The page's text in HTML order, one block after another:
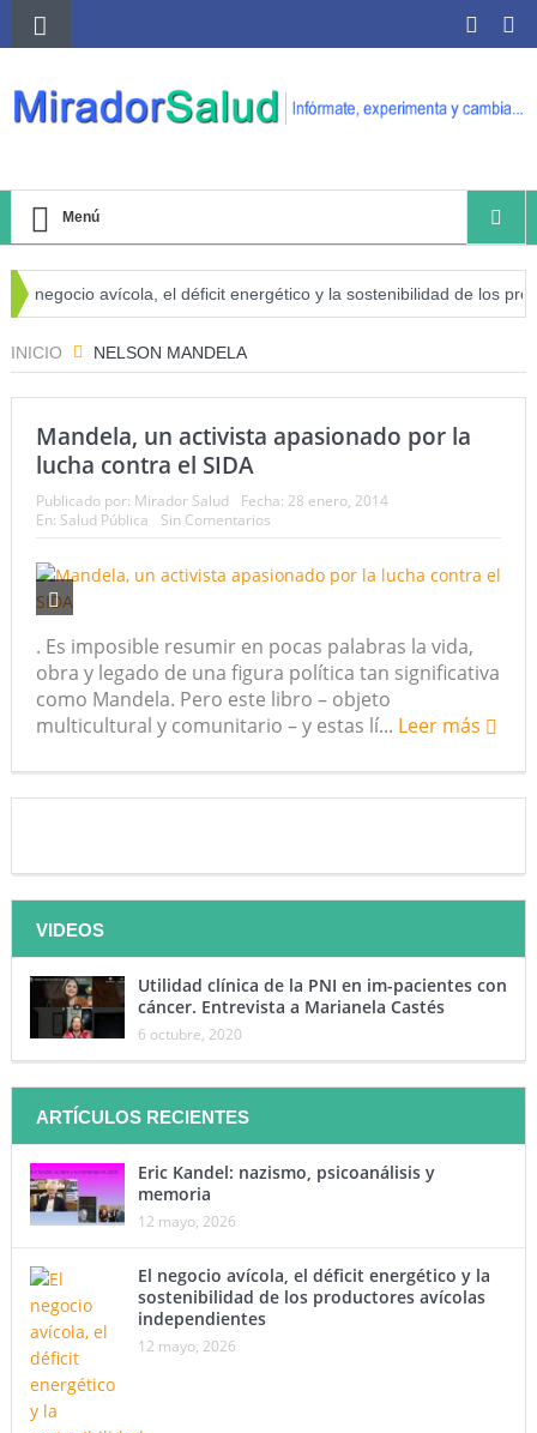
Menú
negocio avícola, el déficit energético y la sostenibilidad de los
INICIO NELSON MANDELA
Mandela, un activista apasionado por la
lucha contra el SIDA
Publicado por: Mirador Salud Fecha: 28 enero, 2014
En: Salud Pública Sin Comentarios
. Es imposible resumir en pocas palabras la vida,
obra y legado de una figura política tan significativa
como Mandela. Pero este libro – objeto
multicultural y comunitario – y estas lí... Leer más
VIDEOS
Utilidad clínica de la PNI en im-pacientes con
cáncer. Entrevista a Marianela Castés
6 octubre, 2020
ARTÍCULOS RECIENTES
Eric Kandel: nazismo, psicoanálisis y
memoria
12 mayo, 2026
El negocio avícola, el déficit energético y la
sostenibilidad de los productores avícolas
independientes
12 mayo, 2026